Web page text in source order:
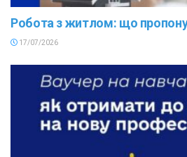
Робота з житлом: що
17/07/2026